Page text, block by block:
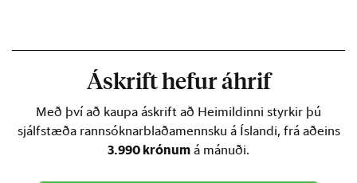
Áskrift hefur áhrif
Með því að kaupa áskrift að Heimildinni styrkir þú
sjálfstæða rannsóknarblaðamennsku á Íslandi, frá aðeins
3.990 krónum á mánuði.